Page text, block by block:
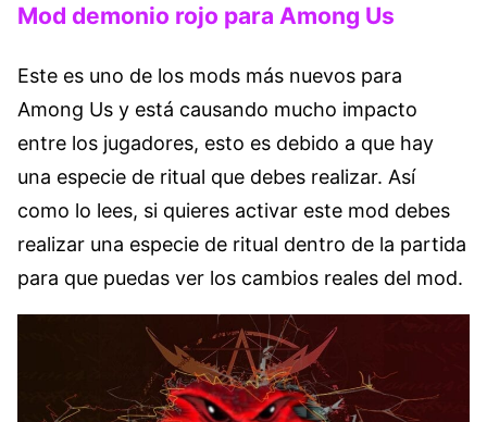
Mod demonio rojo para Among Us
Este es uno de los mods más nuevos para
Among Us y está causando mucho impacto
entre los jugadores, esto es debido a que hay
una especie de ritual que debes realizar. Así
como lo lees, si quieres activar este mod debes
realizar una especie de ritual dentro de la partida
para que puedas ver los cambios reales del mod.